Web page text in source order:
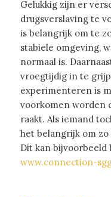
Gelukkig zijn er
drugsverslaving te
is belangrijk om te
stabiele omgeving,
normaal is.
vroegtijdig in te
experimenteren is
voorkomen worden
raakt. Als iemand
het belangrijk om
Dit kan bijvoorbeeld
www.connection-